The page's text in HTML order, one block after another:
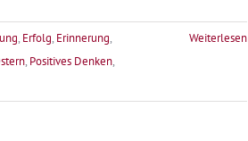
, Erfolg, Erinnerung,
, Positives Denken,
Weiterlesen